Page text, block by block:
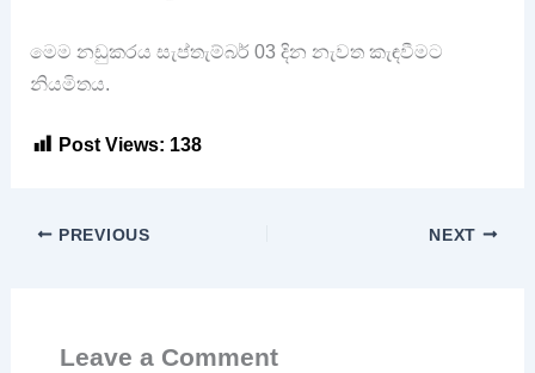
මෙම නඩුකරය සැප්තැම්බර් 03 දින නැවත කැඳවීමට
නියමිතය.
Post Views: 138
PREVIOUS NEXT
Leave a Comment